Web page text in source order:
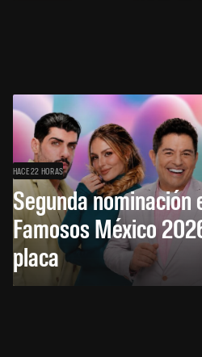
HACE 22 HORAS
Segunda nominación
Famosos México
placa